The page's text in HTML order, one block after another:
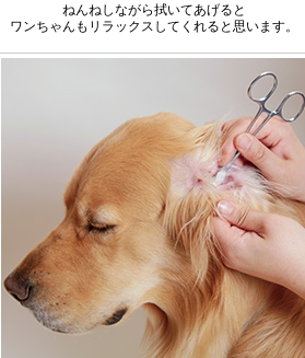
ねんねしながら拭いてあげると
ワンちゃんもリラックスしてくれると思います。